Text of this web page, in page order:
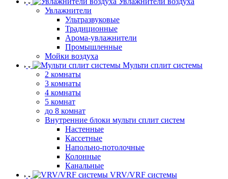
Увлажнители
Ультразвуковые
Традиционные
Арома-увлажнители
Промышленные
Мойки воздуха
Мульти сплит системы
2 комнаты
3 комнаты
4 комнаты
5 комнат
до 8 комнат
Внутренние блоки мульти сплит систем
Настенные
Кассетные
Напольно-потолочные
Колонные
Канальные
VRV/VRF системы